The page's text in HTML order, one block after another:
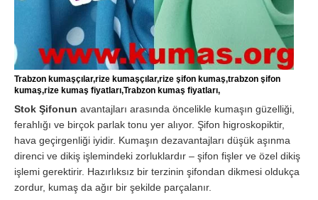
Trabzon kumaşçılar,rize kumaşçılar,rize şifon kumaş,trabzon şifon
kumaş,rize kumaş fiyatları,Trabzon kumaş fiyatları,
Stok Şifonun avantajları arasında öncelikle kumaşın güzelliği,
ferahlığı ve birçok parlak tonu yer alıyor. Şifon higroskopiktir,
hava geçirgenliği iyidir. Kumaşın dezavantajları düşük aşınma
direnci ve dikiş işlemindeki zorluklardır – şifon fişler ve özel dikiş
işlemi gerektirir. Hazırlıksız bir terzinin şifondan dikmesi oldukça
zordur, kumaş da ağır bir şekilde parçalanır.